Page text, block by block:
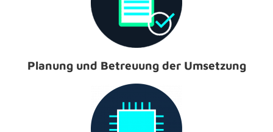
Planung und Betreuung der Umsetzung